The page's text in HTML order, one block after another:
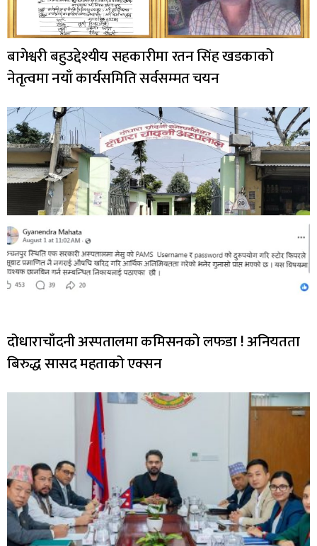
बागेश्वरी बहुउद्देश्यीय सहकारीमा रतन सिंह खडकाको
नेतृत्वमा नयाँ कार्यसमिति सर्वसम्मत चयन
दोधाराचाँदनी अस्पतालमा कमिसनको लफडा ! अनियतता
बिरुद्ध सासद महताको एक्सन